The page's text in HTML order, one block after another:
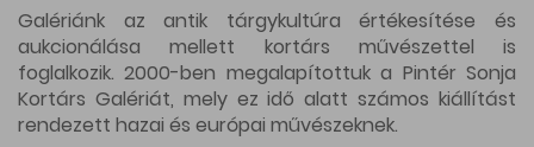
Galériánk az antik tárgykultúra értékesítése és
aukcionálása mellett kortárs művészettel is
foglalkozik. 2000-ben megalapítottuk a Pintér Sonja
Kortárs Galériát, mely ez idő alatt számos kiállítást
rendezett hazai és európai művészeknek.